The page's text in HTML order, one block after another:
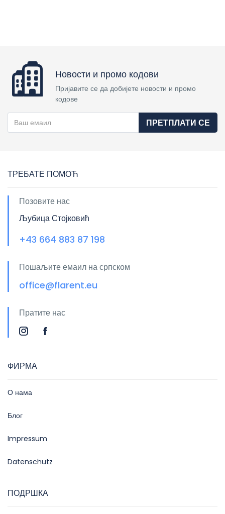
Новости и промо кодови
Пријавите се да добијете новости и промо
кодове
ПРЕТПЛАТИ СЕ
ТРЕБАТЕ ПОМОЋ
Позовите нас
Љубица Стојковић
+43 664 883 87 198
Пошаљите емаил на српском
office@flarent.eu
Пратите нас
ФИРМА
О нама
Блог
Impressum
Datenschutz
ПОДРШКА